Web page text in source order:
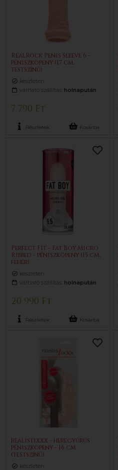
RealRock Penis Sleeve 6 -
péniszköpeny (17 cm,
testszínű)
készleten
várható szállítás: holnapután
7 790 Ft
Részletek Kosárba
Perfect Fit - Fat Boy Micro
Ribbed - péniszköpeny (15 cm,
fehér)
készleten
várható szállítás: holnapután
20 990 Ft
Részletek Kosárba
realistixxx - heregyűrűs
péniszköpeny - 16 cm
(testszínű)
készleten